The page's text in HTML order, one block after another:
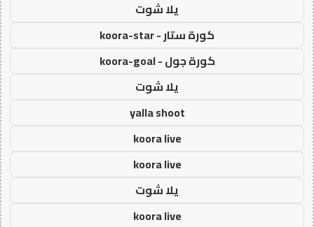
يلا شوت
كورة ستار - koora-star
كورة جول - koora-goal
يلا شوت
yalla shoot
koora live
koora live
يلا شوت
koora live